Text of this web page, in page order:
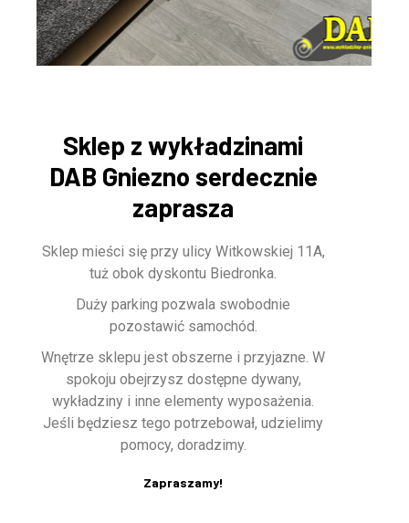
Sklep z wykładzinami
DAB Gniezno serdecznie
zaprasza
Sklep mieści się przy ulicy Witkowskiej 11A,
tuż obok dyskontu Biedronka.
Duży parking pozwala swobodnie
pozostawić samochód.
Wnętrze sklepu jest obszerne i przyjazne. W
spokoju obejrzysz dostępne dywany,
wykładziny i inne elementy wyposażenia.
Jeśli będziesz tego potrzebował, udzielimy
pomocy, doradzimy.
Zapraszamy!